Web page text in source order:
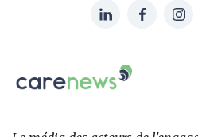
sur:
LinkedInFacebook
Carenews,
Le
des